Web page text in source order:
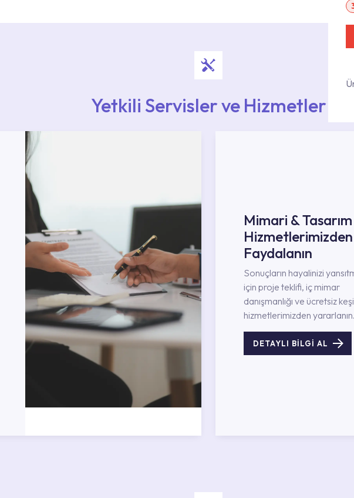
Yetkili Servisler ve Hizmetler
Mimari & Tasarım
Hizmetlerimizden
Faydalanın
Sonuçların hayalinizi
için proje teklifi, iç mimar
danışmanlığı ve ücretsiz
hizmetlerimizden yararlanın.
DETAYLI BİLGİ AL